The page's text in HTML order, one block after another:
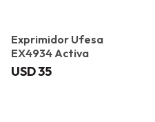
Exprimidor Ufesa
EX4934 Activa
USD35